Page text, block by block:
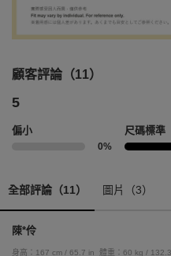
顧客評論（11）
5
偏小
0%
尺碼標準
全部評論（11） 圖片（3）
陳*伶
身高：167 cm / 65.7 in 體重：60 kg /